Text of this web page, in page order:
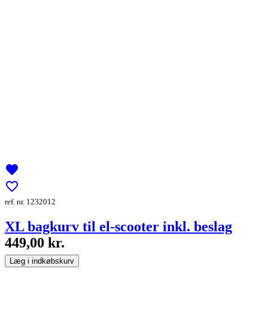
favorite
favorite_border
ref. nr. 1232012
XL bagkurv til el-scooter inkl. beslag
449,00 kr.
Læg i indkøbskurv